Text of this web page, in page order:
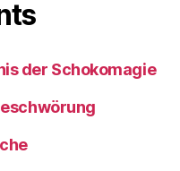
der Schokomagie